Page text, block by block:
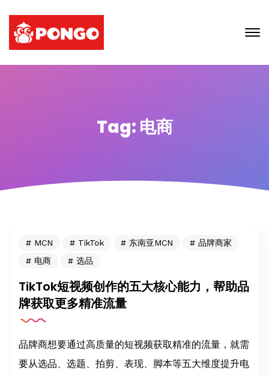
Tag: 电商
MCN TikTok 东南亚MCN
品牌商家
电商
选品
TikTok短视频创作的五大核心能力，帮助品
牌获取更多精准流量
品牌商想要通过高质量的短视频获取精准的流量，就需
要从选品、选题、拍剪、表现、脚本等五大维度提升电